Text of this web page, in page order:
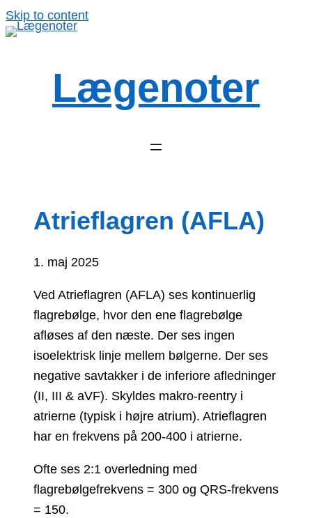
Skip to contentSpring
Lægenoter
Atrieflagren (AFLA)
1. maj 2025
Ved Atrieflagren (AFLA) ses kontinuerlig
flagrebølge, hvor den ene flagrebølge
afløses af den næste. Der ses ingen
isoelektrisk linje mellem bølgerne. Der ses
negative savtakker i de inferiore afledninger
(II, III & aVF). Skyldes makro-reentry i
atrierne (typisk i højre atrium). Atrieflagren
har en frekvens på 200-400 i atrierne.
Ofte ses 2:1 overledning med
flagrebølgefrekvens = 300 og QRS-frekvens
= 150.